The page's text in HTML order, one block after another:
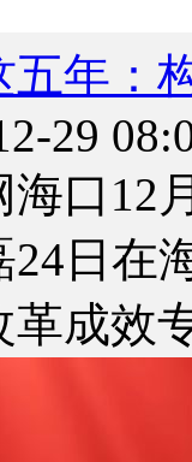
五年：
29
海口12
24日在
革成效